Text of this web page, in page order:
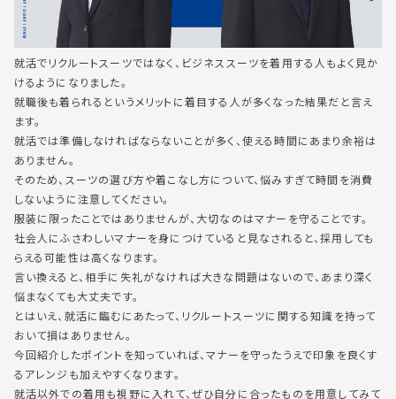
就活でリクルートスーツではなく、ビジネススーツを着用する人もよく見か
けるようになりました。
就職後も着られるというメリットに着目する人が多くなった結果だと言え
ます。
就活では準備しなければならないことが多く、使える時間にあまり余裕は
ありません。
そのため、スーツの選び方や着こなし方について、悩みすぎて時間を消費
しないように注意してください。
服装に限ったことではありませんが、大切なのはマナーを守ることです。
社会人にふさわしいマナーを身につけていると見なされると、採用しても
らえる可能性は高くなります。
言い換えると、相手に失礼がなければ大きな問題はないので、あまり深く
悩まなくても大丈夫です。
とはいえ、就活に臨むにあたって、リクルートスーツに関する知識を持って
おいて損はありません。
今回紹介したポイントを知っていれば、マナーを守ったうえで印象を良くす
るアレンジも加えやすくなります。
就活以外での着用も視野に入れて、ぜひ自分に合ったものを用意してみて